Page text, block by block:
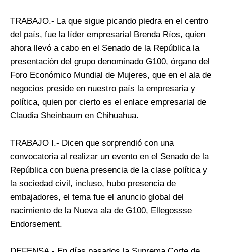
TRABAJO.- La que sigue picando piedra en el centro
del país, fue la líder empresarial Brenda Ríos, quien
ahora llevó a cabo en el Senado de la República la
presentación del grupo denominado G100, órgano del
Foro Económico Mundial de Mujeres, que en el ala de
negocios preside en nuestro país la empresaria y
política, quien por cierto es el enlace empresarial de
Claudia Sheinbaum en Chihuahua.
TRABAJO I.- Dicen que sorprendió con una
convocatoria al realizar un evento en el Senado de la
República con buena presencia de la clase política y
la sociedad civil, incluso, hubo presencia de
embajadores, el tema fue el anuncio global del
nacimiento de la Nueva ala de G100, Ellegossse
Endorsement.